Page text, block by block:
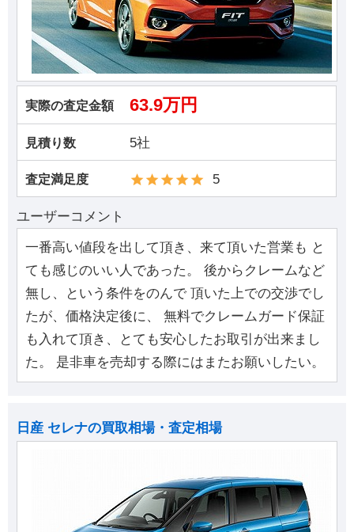
実際の査定金額 63.9万円
見積り数 5社
査定満足度 5
ユーザーコメント
一番高い値段を出して頂き、来て頂いた営業も と
ても感じのいい人であった。 後からクレームなど
無し、という条件をのんで 頂いた上での交渉でし
たが、価格決定後に、 無料でクレームガード保証
も入れて頂き、とても安心したお取引が出来まし
た。 是非車を売却する際にはまたお願いしたい。
日産 セレナの買取相場・査定相場